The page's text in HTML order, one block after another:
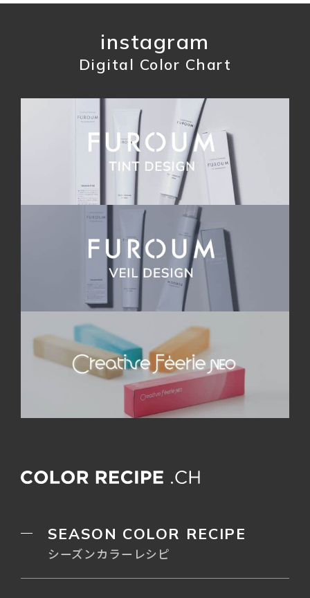
instagram
Digital Color Chart
SEASON COLOR RECIPE
シーズンカラーレシピ